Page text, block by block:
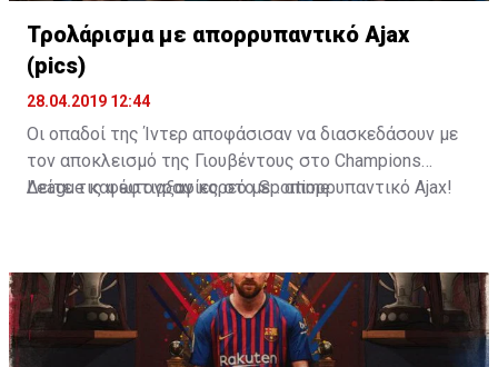
Τρολάρισμα με απορρυπαντικό Ajax
(pics)
28.04.2019 12:44
Οι οπαδοί της Ίντερ αποφάσισαν να διασκεδάσουν με
τον αποκλεισμό της Γιουβέντους στο Champions
League και έφτιαξαν κορεό με... απορρυπαντικό Ajax!
Δείτε τις φωτογραφίες στοSportime